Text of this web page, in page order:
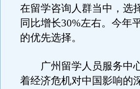
在留学咨询人群当中，选
同比增长30%左右。今年
的优先选择。
广州留学人员服务中心
着经济危机对中国影响的